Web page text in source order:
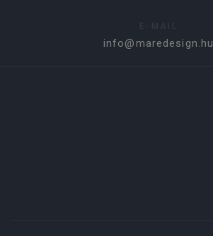
info@maredesign.hu